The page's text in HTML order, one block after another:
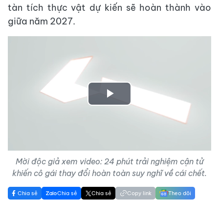
tàn tích thực vật dự kiến ​​sẽ hoàn thành vào
giữa năm 2027.
Play
Mời độc giả xem video: 24 phút trải nghiệm cận tử
khiến cô gái thay đổi hoàn toàn suy nghĩ về cái chết.
Chia sẻ Chia sẻ Chia sẻ Copy link Theo dõi